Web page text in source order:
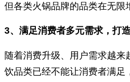
但各类火锅品牌的品类在无限
3、满足消费者多元需求，打
随着消费升级、用户需求越来
饮品类已经不能让消费者满足